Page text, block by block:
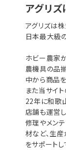
アグリズ
アグリズは
日本最大級
ホビー農家
農機具の品
中から商品
また当サイ
22年に和歌
店舗も運営
修理やメン
材など、生
をサポートし